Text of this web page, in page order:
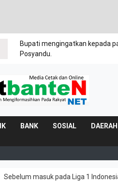
Bupati mengingatkan kepada
Posyandu.
BANK SOSIAL DAERAH
Sebelum masuk pada Liga 1